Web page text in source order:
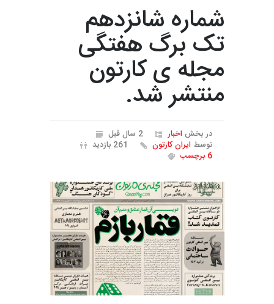
شماره شانزدهم
تک برگ هفتگی
مجله ی کارتون
منتشر شد.
در بخش اخبار
2 سال قبل
توسط ایران کارتون
261 بازدید
6 برچسب